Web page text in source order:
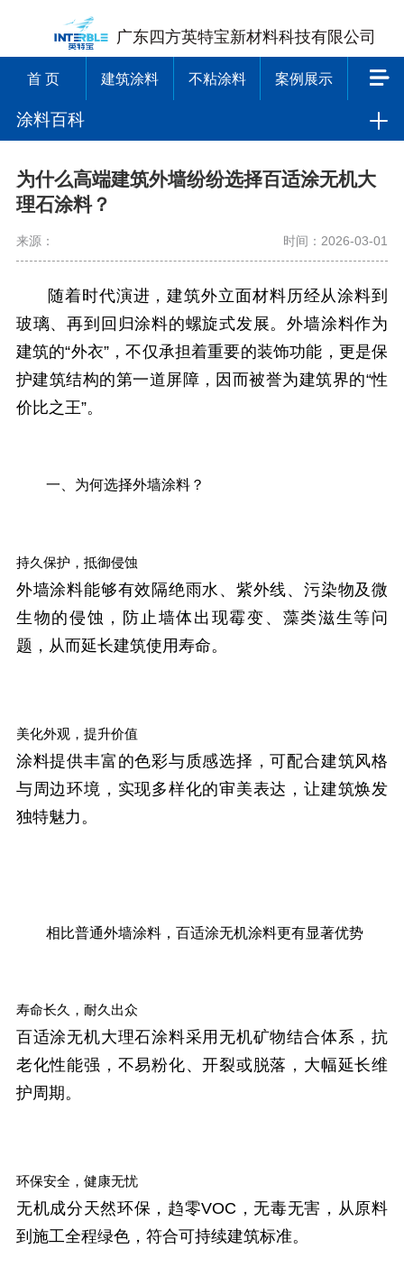
广东四方英特宝新材料科技有限公司
首 页 建筑涂料 不粘涂料 案例展示
涂料百科
为什么高端建筑外墙纷纷选择百适涂无机大
理石涂料？
来源： 时间：2026-03-01
随着时代演进，建筑外立面材料历经从涂料到
玻璃、再到回归涂料的螺旋式发展。外墙涂料作为
建筑的“外衣”，不仅承担着重要的装饰功能，更是保
护建筑结构的第一道屏障，因而被誉为建筑界的“性
价比之王”。
一、为何选择外墙涂料？
持久保护，抵御侵蚀
外墙涂料能够有效隔绝雨水、紫外线、污染物及微
生物的侵蚀，防止墙体出现霉变、藻类滋生等问
题，从而延长建筑使用寿命。
美化外观，提升价值
涂料提供丰富的色彩与质感选择，可配合建筑风格
与周边环境，实现多样化的审美表达，让建筑焕发
独特魅力。
相比普通外墙涂料，百适涂无机涂料更有显著优势
寿命长久，耐久出众
百适涂无机大理石涂料采用无机矿物结合体系，抗
老化性能强，不易粉化、开裂或脱落，大幅延长维
护周期。
环保安全，健康无忧
无机成分天然环保，趋零VOC，无毒无害，从原料
到施工全程绿色，符合可持续建筑标准。